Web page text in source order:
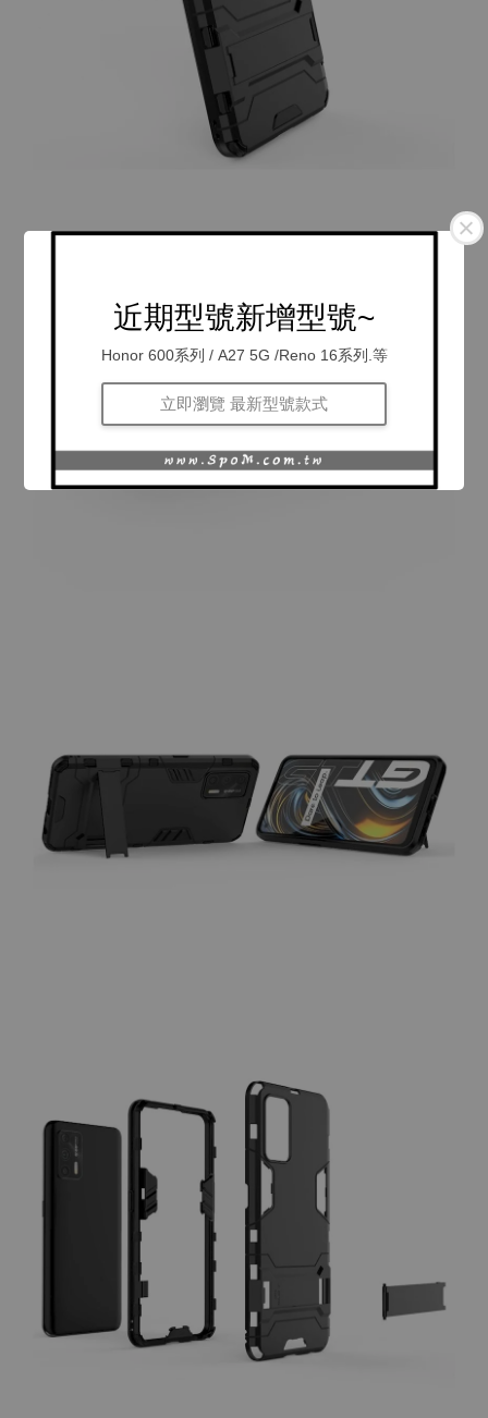
近期型號新增型號~
Honor 600系列 / A27 5G /Reno 16系列.等
立即瀏覽 最新型號款式